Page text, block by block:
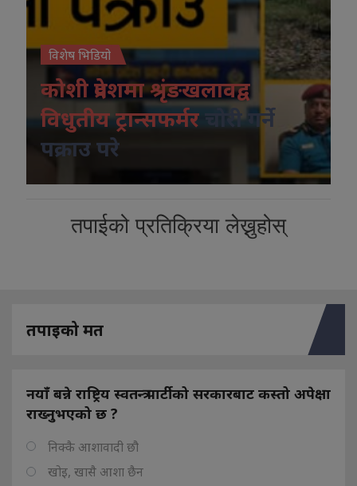
विशेष भिडियो
कोशी प्रदेशमा श्रृंङखलावद्व
विधुतीय ट्रान्सफर्मर
चोरी गर्ने
पक्राउ परे
तपाईको प्रतिक्रिया लेख्नुहोस्
तपाइको मत
नयाँ बन्ने राष्ट्रिय स्वतन्त्र पार्टीको सरकारबाट कस्तो अपेक्षा
राख्नुभएको छ ?
निक्कै आशावादी छौ
खोइ, खासै आशा छैन